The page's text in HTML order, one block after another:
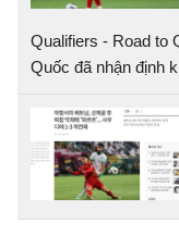
Qualifiers - Road to
Quốc đã nhận định